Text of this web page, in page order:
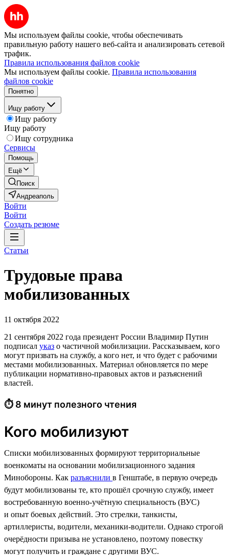
Мы используем файлы cookie, чтобы обеспечивать
правильную работу нашего веб-сайта и анализировать сетевой
трафик.
Правила использования файлов cookie
Мы используем файлы cookie. Правила использования
файлов cookie
Понятно
Ищу работу
Ищу работу
Ищу работу
Ищу сотрудника
Сервисы
Помощь
Ещё
Поиск
Андреаполь
Войти
Войти
Создать резюме
Статьи
Трудовые права
мобилизованных
11 октября 2022
21 сентября 2022 года президент России Владимир Путин
подписал указ о частичной мобилизации. Рассказываем, кого
могут призвать на службу, а кого нет, и что будет с рабочими
местами мобилизованных. Материал обновляется по мере
публикации нормативно-правовых актов и разъяснений
властей.
⏱ 8 минут полезного чтения
Кого мобилизуют
Списки мобилизованных формируют территориальные
военкоматы на основании мобилизационного задания
Минобороны. Как разъяснили в Генштабе, в первую очередь
будут мобилизованы те, кто прошёл срочную службу, имеет
востребованную военно-учётную специальность (ВУС)
и опыт боевых действий. Это стрелки, танкисты,
артиллеристы, водители, механики-водители. Однако строгой
очерёдности призыва не установлено, поэтому повестку
могут получить и граждане с другими ВУС.